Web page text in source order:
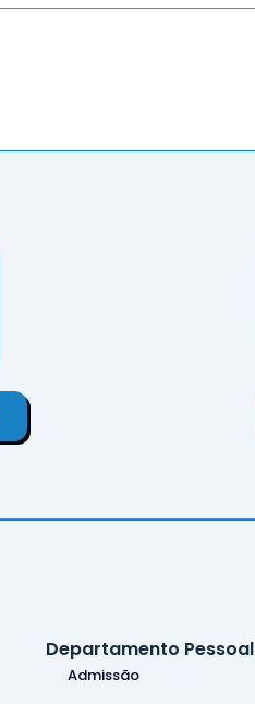
Departamento Pessoal
Admissão